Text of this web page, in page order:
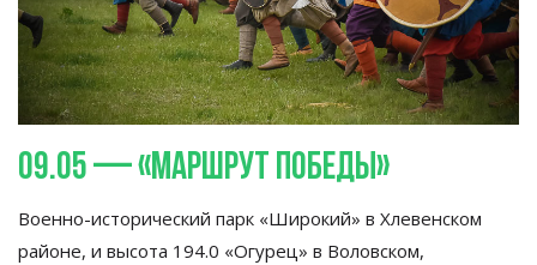
09.05—«Маршрут Победы»
Военно-исторический парк «Широкий» в Хлевенском
районе, и высота 194.0 «Огурец» в Воловском,